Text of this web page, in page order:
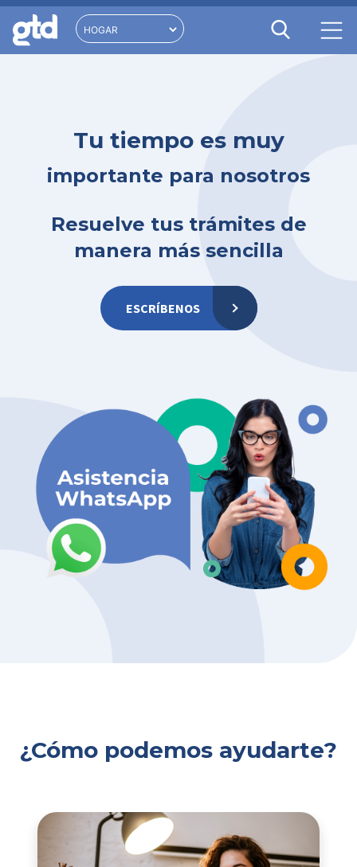
Tu tiempo es muy
importante para nosotros
Resuelve tus trámites de
manera más sencilla
ESCRÍBENOS
¿Cómo podemos ayudarte?